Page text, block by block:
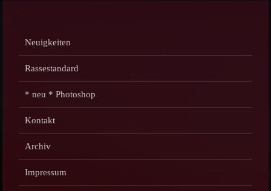
Neuigkeiten
Rassestandard
* neu * Photoshop
Kontakt
Archiv
Impressum